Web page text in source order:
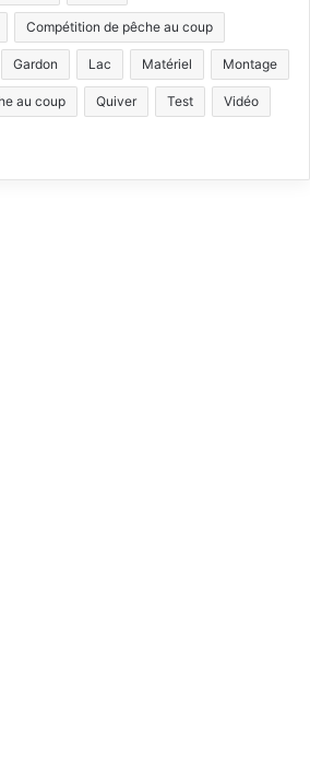
e
b
o
T
t
g
T
o
k
Compétition de pêche au coup
Gardon Lac Matériel Montage
au coup Quiver Test Vidéo